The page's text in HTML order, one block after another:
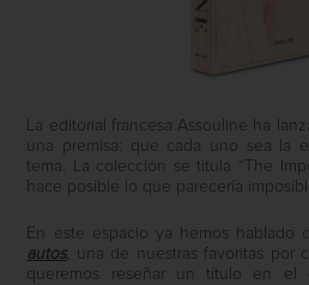
La editorial francesa Assouline ha
una premisa: que cada uno sea la
tema. La colección se titula “The
hace posible lo que parecería
En este espacio ya hemos hablado
autos, una de nuestras favoritas por
queremos reseñar un título en el